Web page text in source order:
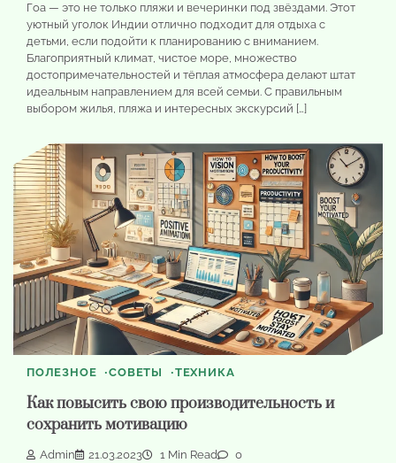
Гоа — это не только пляжи и вечеринки под звёздами. Этот
уютный уголок Индии отлично подходит для отдыха с
детьми, если подойти к планированию с вниманием.
Благоприятный климат, чистое море, множество
достопримечательностей и тёплая атмосфера делают штат
идеальным направлением для всей семьи. С правильным
выбором жилья, пляжа и интересных экскурсий […]
ПОЛЕЗНОЕ СОВЕТЫ ТЕХНИКА
Как повысить свою производительность и
сохранить мотивацию
Admin 21.03.2023 1 Min Read 0